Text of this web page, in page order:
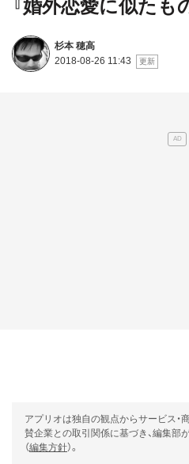
『婚外恋愛に似たも
杉本 穂高
2018-08-26 11:43
アプリオは独自の観点からサービス・
賛企業との取引関係に基づき、編集部
（編集方針）。